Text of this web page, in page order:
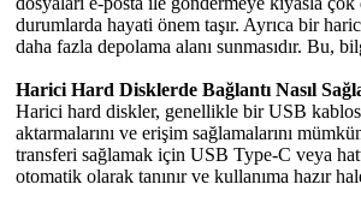
durumlarda hayati önem taşır. Ayrıca bir
daha fazla depolama alanı sunmasıdır. Bu,
Harici Hard Disklerde Bağlantı Nasıl
Harici hard diskler, genellikle bir USB
aktarmalarını ve erişim sağlamalarını
transferi sağlamak için USB Type-C veya
otomatik olarak tanınır ve kullanıma hazır